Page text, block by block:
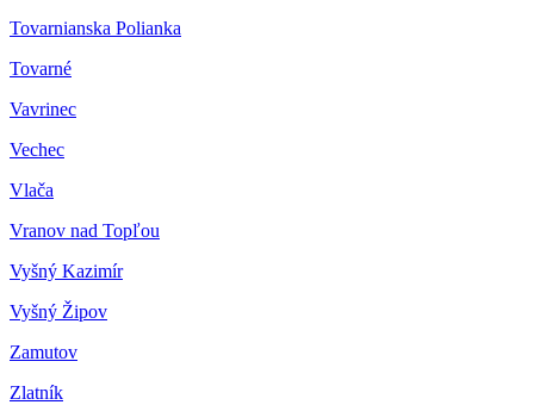
Tovarnianska Polianka
Tovarné
Vavrinec
Vechec
Vlača
Vranov nad Topľou
Vyšný Kazimír
Vyšný Žipov
Zamutov
Zlatník